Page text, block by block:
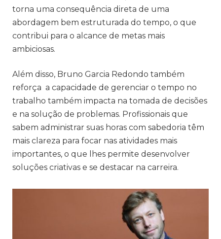
torna uma consequência direta de uma
abordagem bem estruturada do tempo, o que
contribui para o alcance de metas mais
ambiciosas.
Além disso, Bruno Garcia Redondo também
reforça a capacidade de gerenciar o tempo no
trabalho também impacta na tomada de decisões
e na solução de problemas. Profissionais que
sabem administrar suas horas com sabedoria têm
mais clareza para focar nas atividades mais
importantes, o que lhes permite desenvolver
soluções criativas e se destacar na carreira.